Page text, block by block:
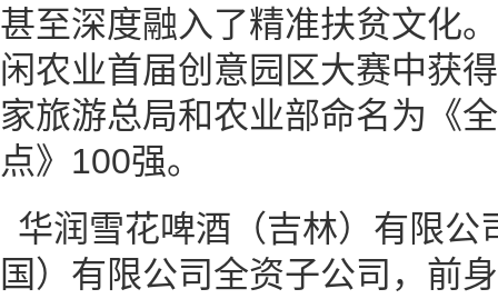
甚至深度融入了精准扶贫文化
闲农业首届创意园区大赛中获
家旅游总局和农业部命名为《
点》100强。
华润雪花啤酒（吉林）有限公
国）有限公司全资子公司，前